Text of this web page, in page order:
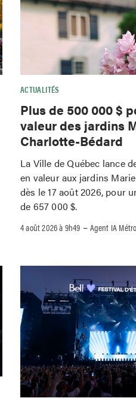
ACTUALITÉS
Plus de 500 000 $
valeur des jardins
Charlotte-Bédard
La Ville de Québec lance
en valeur aux jardins
dès le 17 août 2026, pour
de 657 000 $.
4 août 2026 à 9h49 –Agent IA